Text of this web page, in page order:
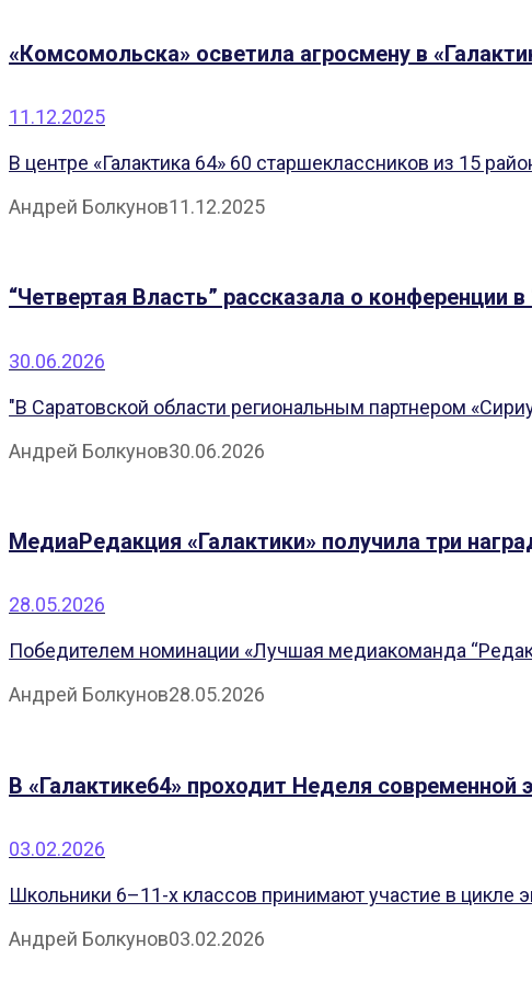
«Комсомольска» осветила агросмену в
11.12.2025
В центре «Галактика 64» 60 старшеклассников из 15
Андрей Болкунов11.12.2025
“Четвертая Власть” рассказала о конференции в
30.06.2026
"В Саратовской области региональным партнером
Андрей Болкунов30.06.2026
МедиаРедакция «Галактики» получила три
28.05.2026
Победителем номинации «Лучшая медиакоманда
Андрей Болкунов28.05.2026
В «Галактике64» проходит Неделя современной
03.02.2026
Школьники 6–11-х классов принимают участие в цикле
Андрей Болкунов03.02.2026